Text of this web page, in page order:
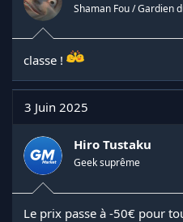
Shaman Fou / Gardien
classe !
3 Juin 2025
Hiro Tustaku
Geek suprême
Le prix passe à -50€ pour